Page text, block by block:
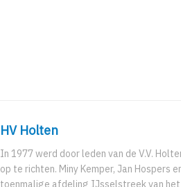
HV Holten
In 1977 werd door leden van de V.V.
op te richten. Miny Kemper, Jan Hospers
toenmalige afdeling IJsselstreek van